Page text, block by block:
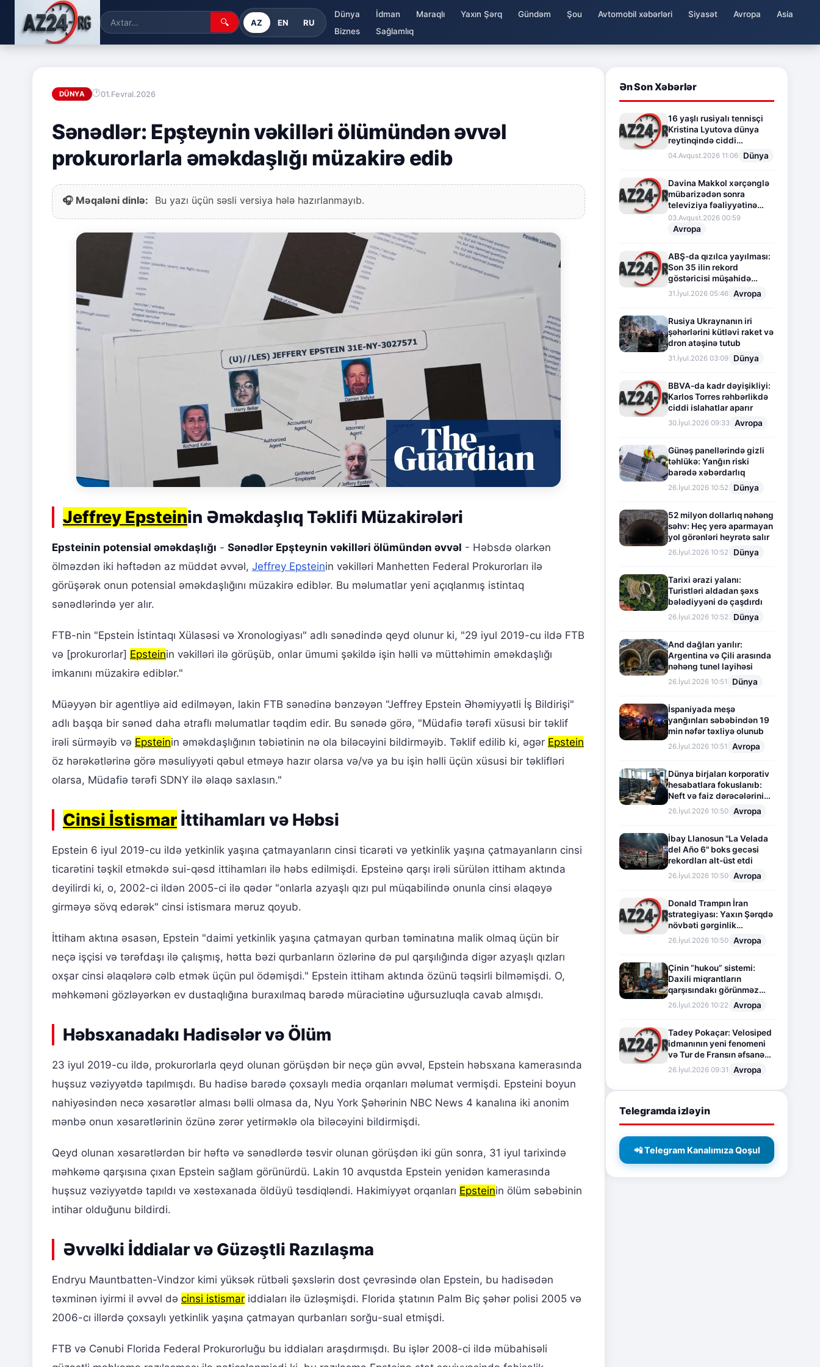
🔍 AZ EN RU
Dünya İdman Maraqlı Yaxın Şərq Gündəm Şou Avtomobil xəbərləri Siyasət Avropa
Asia
Biznes
Sağlamlıq
DÜNYA 01.Fevral.2026
Sənədlər: Epşteynin vəkilləri ölümündən əvvəl
prokurorlarla əməkdaşlığı müzakirə edib
🎧 Məqaləni dinlə: Bu yazı üçün səsli versiya hələ hazırlanmayıb.
Jeffrey Epsteinin Əməkdaşlıq Təklifi Müzakirələri
Epsteinin potensial əməkdaşlığı - Sənədlər Epşteynin vəkilləri ölümündən əvvəl - Həbsdə olarkən
ölməzdən iki həftədən az müddət əvvəl, Jeffrey Epsteinin vəkilləri Manhetten Federal Prokurorları ilə
görüşərək onun potensial əməkdaşlığını müzakirə ediblər. Bu məlumatlar yeni açıqlanmış istintaq
sənədlərində yer alır.
FTB-nin "Epstein İstintaqı Xülasəsi və Xronologiyası" adlı sənədində qeyd olunur ki, "29 iyul 2019-cu ildə FTB
və [prokurorlar] Epsteinin vəkilləri ilə görüşüb, onlar ümumi şəkildə işin həlli və müttəhimin əməkdaşlığı
imkanını müzakirə ediblər."
Müəyyən bir agentliyə aid edilməyən, lakin FTB sənədinə bənzəyən "Jeffrey Epstein Əhəmiyyətli İş Bildirişi"
adlı başqa bir sənəd daha ətraflı məlumatlar təqdim edir. Bu sənədə görə, "Müdafiə tərəfi xüsusi bir təklif
irəli sürməyib və Epsteinin əməkdaşlığının təbiətinin nə ola biləcəyini bildirməyib. Təklif edilib ki, əgər Epstein
öz hərəkətlərinə görə məsuliyyəti qəbul etməyə hazır olarsa və/və ya bu işin həlli üçün xüsusi bir təklifləri
olarsa, Müdafiə tərəfi SDNY ilə əlaqə saxlasın."
Cinsi İstismar İttihamları və Həbsi
Epstein 6 iyul 2019-cu ildə yetkinlik yaşına çatmayanların cinsi ticarəti və yetkinlik yaşına çatmayanların cinsi
ticarətini təşkil etməkdə sui-qəsd ittihamları ilə həbs edilmişdi. Epsteinə qarşı irəli sürülən ittiham aktında
deyilirdi ki, o, 2002-ci ildən 2005-ci ilə qədər "onlarla azyaşlı qızı pul müqabilində onunla cinsi əlaqəyə
girməyə sövq edərək" cinsi istismara məruz qoyub.
İttiham aktına əsasən, Epstein "daimi yetkinlik yaşına çatmayan qurban təminatına malik olmaq üçün bir
neçə işçisi və tərəfdaşı ilə çalışmış, hətta bəzi qurbanların özlərinə də pul qarşılığında digər azyaşlı qızları
oxşar cinsi əlaqələrə cəlb etmək üçün pul ödəmişdi." Epstein ittiham aktında özünü təqsirli bilməmişdi. O,
məhkəməni gözləyərkən ev dustaqlığına buraxılmaq barədə müraciətinə uğursuzluqla cavab almışdı.
Həbsxanadakı Hadisələr və Ölüm
23 iyul 2019-cu ildə, prokurorlarla qeyd olunan görüşdən bir neçə gün əvvəl, Epstein həbsxana kamerasında
huşsuz vəziyyətdə tapılmışdı. Bu hadisə barədə çoxsaylı media orqanları məlumat vermişdi. Epsteini boyun
nahiyəsindən necə xəsarətlər alması bəlli olmasa da, Nyu York Şəhərinin NBC News 4 kanalına iki anonim
mənbə onun xəsarətlərinin özünə zərər yetirməklə ola biləcəyini bildirmişdi.
Qeyd olunan xəsarətlərdən bir həftə və sənədlərdə təsvir olunan görüşdən iki gün sonra, 31 iyul tarixində
məhkəmə qarşısına çıxan Epstein sağlam görünürdü. Lakin 10 avqustda Epstein yenidən kamerasında
huşsuz vəziyyətdə tapıldı və xəstəxanada öldüyü təsdiqləndi. Hakimiyyət orqanları Epsteinin ölüm səbəbinin
intihar olduğunu bildirdi.
Əvvəlki İddialar və Güzəştli Razılaşma
Endryu Mauntbatten-Vindzor kimi yüksək rütbəli şəxslərin dost çevrəsində olan Epstein, bu hadisədən
təxminən iyirmi il əvvəl də cinsi istismar iddiaları ilə üzləşmişdi. Florida ştatının Palm Biç şəhər polisi 2005 və
2006-cı illərdə çoxsaylı yetkinlik yaşına çatmayan qurbanları sorğu-sual etmişdi.
FTB və Cənubi Florida Federal Prokurorluğu bu iddiaları araşdırmışdı. Bu işlər 2008-ci ildə mübahisəli
Ən Son Xəbərlər
16 yaşlı rusiyalı tennisçi
Kristina Lyutova dünya
reytinqində ciddi
irəliləyişə imza atdı
04.Avqust.2026 11:06 Dünya
Davina Makkol xərçənglə
mübarizədən sonra
televiziya fəaliyyətinə
fasilə verir
03.Avqust.2026 00:59
Avropa
ABŞ-da qızılca yayılması:
Son 35 ilin rekord
göstəricisi müşahidə
olunur
31.İyul.2026 05:46 Avropa
Rusiya Ukraynanın iri
şəhərlərini kütləvi raket və
dron atəşinə tutub
31.İyul.2026 03:09 Dünya
BBVA-da kadr dəyişikliyi:
Karlos Torres rəhbərlikdə
ciddi islahatlar aparır
30.İyul.2026 09:33 Avropa
Günəş panellərində gizli
təhlükə: Yanğın riski
barədə xəbərdarlıq
26.İyul.2026 10:52 Dünya
52 milyon dollarlıq nəhəng
səhv: Heç yerə aparmayan
yol görənləri heyrətə salır
26.İyul.2026 10:52 Dünya
Tarixi ərazi yalanı:
Turistləri aldadan şəxs
bələdiyyəni də çaşdırdı
26.İyul.2026 10:52 Dünya
And dağları yarılır:
Argentina və Çili arasında
nəhəng tunel layihəsi
26.İyul.2026 10:51 Dünya
İspaniyada meşə
yanğınları səbəbindən 19
min nəfər təxliyə olunub
26.İyul.2026 10:51 Avropa
Dünya birjaları korporativ
hesabatlara fokuslanıb:
Neft və faiz dərəcələrinin
təsiri altında cari vəziyyət
26.İyul.2026 10:50 Avropa
İbay Llanosun "La Velada
del Año 6" boks gecəsi
rekordları alt-üst etdi
26.İyul.2026 10:50 Avropa
Donald Trampın İran
strategiyası: Yaxın Şərqdə
növbəti gərginlik
mərhələsi
26.İyul.2026 10:50 Avropa
Çinin “hukou” sistemi:
Daxili miqrantların
qarşısındakı görünməz
sədd
26.İyul.2026 10:22 Avropa
Tadey Pokaçar: Velosiped
idmanının yeni fenomeni
və Tur de Fransın əfsanəvi
səhifəsi
26.İyul.2026 09:31 Avropa
Telegramda izləyin
📲 Telegram Kanalımıza Qoşul